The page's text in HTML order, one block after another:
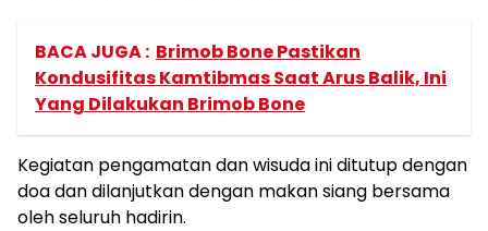
BACA JUGA : Brimob Bone Pastikan
Kondusifitas Kamtibmas Saat Arus Balik, Ini
Yang Dilakukan Brimob Bone
Kegiatan pengamatan dan wisuda ini ditutup dengan
doa dan dilanjutkan dengan makan siang bersama
oleh seluruh hadirin.